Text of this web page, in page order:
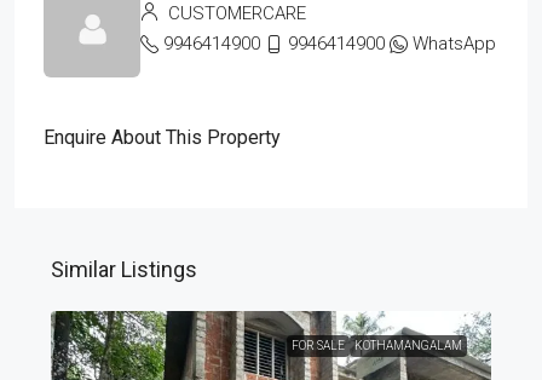
CUSTOMERCARE
9946414900
9946414900 WhatsApp
Enquire About This Property
Similar Listings
FOR SALE KOTHAMANGALAM